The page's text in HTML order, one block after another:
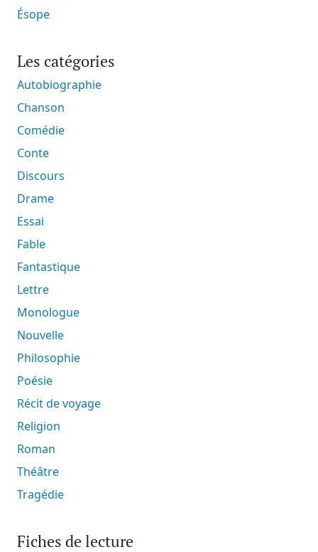
Ésope
Les catégories
Autobiographie
Chanson
Comédie
Conte
Discours
Drame
Essai
Fable
Fantastique
Lettre
Monologue
Nouvelle
Philosophie
Poésie
Récit de voyage
Religion
Roman
Théâtre
Tragédie
Fiches de lecture